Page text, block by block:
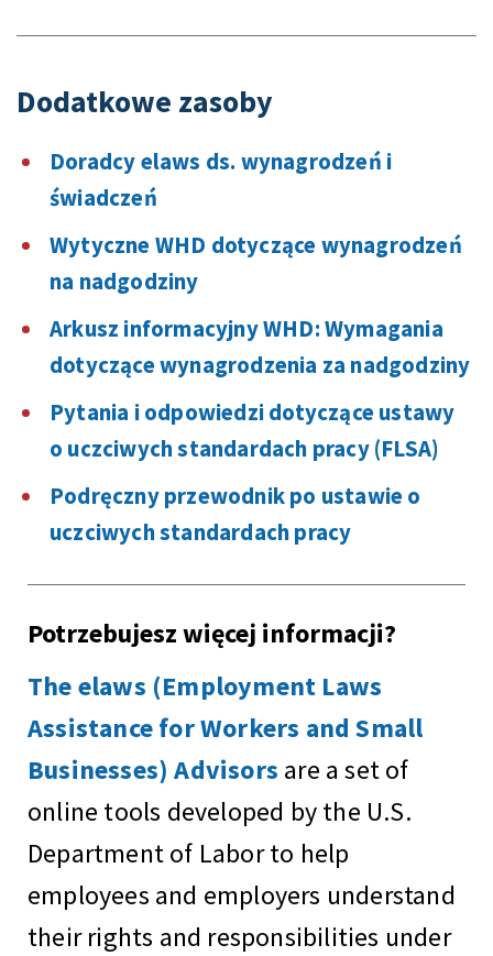
Dodatkowe zasoby
Doradcy elaws ds. wynagrodzeń i
świadczeń
Wytyczne WHD dotyczące wynagrodzeń
na nadgodziny
Arkusz informacyjny WHD: Wymagania
dotyczące wynagrodzenia za nadgodziny
Pytania i odpowiedzi dotyczące ustawy
o uczciwych standardach pracy (FLSA)
Podręczny przewodnik po ustawie o
uczciwych standardach pracy
Potrzebujesz więcej informacji?
The elaws (Employment Laws
Assistance for Workers and Small
Businesses) Advisors are a set of
online tools developed by the U.S.
Department of Labor to help
employees and employers understand
their rights and responsibilities under